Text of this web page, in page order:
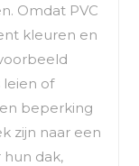
Omdat PVC
kleuren en
leien of
beperking
zijn naar een
dak,